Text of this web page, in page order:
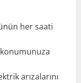
her saati
arızalarını